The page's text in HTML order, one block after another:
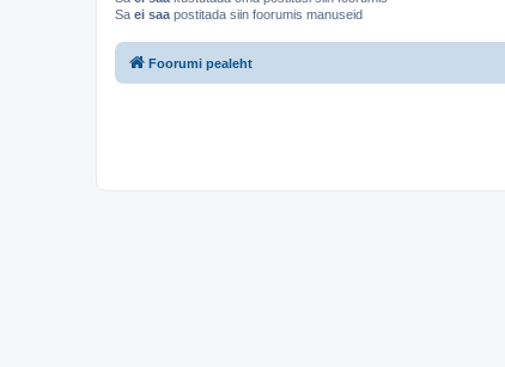
Sa ei saa postitada siin foorumis manuseid
Foorumi pealeht